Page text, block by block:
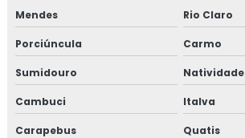
Isolamento térmico alumínio corrugado
Isolamento térmico com lã de vidro
Isolamento térmico container preço
Isolamento térmico de descargas
Mendes Rio Claro
Porciúncula Carmo
Sumidouro Natividade
Cambuci Italva
Carapebus Quatis